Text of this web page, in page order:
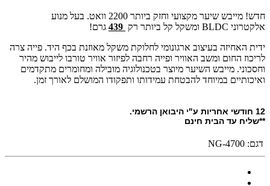
חדש! מייבש שיער מקצועי וחזק ביותר 2200 וואט. בעל מנוע
אלקטרוני BLDC ומשקל קל ביותר רק 439 גרם!
ידית האחיזה בעיצוב ארגונומי לחלוקת משקל מאוזנת בכף היד. פייה צרה
לריכוז החום ומשב האוויר ופייה רחבה לפיזור אוויר טורבו לייבוש מהיר
וחסכוני. מייבש השיער מיוצר בטכנולוגיה מובילה ומחומרים מתקדמים
ואיכותיים במיוחד להבטחת עמידותו ותפקודו המושלם לאורך זמן.
12 חודשי אחריות ע"י היבואן הרשמי.
**שליח עד הבית חינם
דגם: NG-4700